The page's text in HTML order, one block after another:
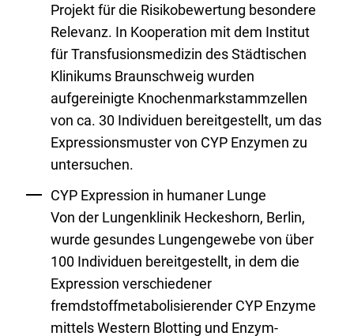
Projekt für die Risikobewertung besondere
Relevanz. In Kooperation mit dem Institut
für Transfusionsmedizin des Städtischen
Klinikums Braunschweig wurden
aufgereinigte Knochenmarkstammzellen
von ca. 30 Individuen bereitgestellt, um das
Expressionsmuster von CYP Enzymen zu
untersuchen.
CYP Expression in humaner Lunge
Von der Lungenklinik Heckeshorn, Berlin,
wurde gesundes Lungengewebe von über
100 Individuen bereitgestellt, in dem die
Expression verschiedener
fremdstoffmetabolisierender CYP Enzyme
mittels Western Blotting und Enzym-